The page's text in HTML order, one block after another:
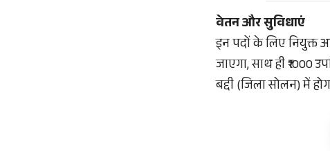
वेतन और सुविधाएं
इन पदों के लिए नियुक्त
जाएगा, साथ ही ₹1000
बद्दी (जिला सोलन) में